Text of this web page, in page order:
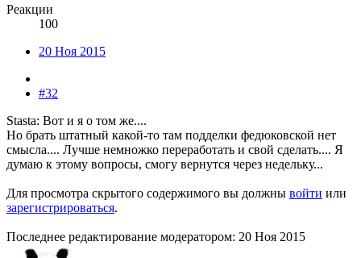
Реакции
100
20 Ноя 2015
#32
Stasta: Вот и я о том же....
Но брать штатный какой-то там подделки федюковской нет
смысла.... Лучше немножко переработать и свой сделать.... Я
думаю к этому вопросы, смогу вернутся через недельку...
Для просмотра скрытого содержимого вы должны войти или
зарегистрироваться.
Последнее редактирование модератором: 20 Ноя 2015